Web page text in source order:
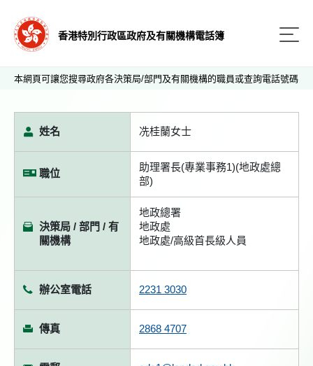
香港特別行政區政府及有關機構電話簿
本網頁可讓您搜尋政府各決策局/部門及有關機構的職員或查詢電話號碼
姓名 冼桂蘭女士
職位
助理署長(專業事務1)(地政處總
部)
決策局 / 部門 / 有
關機構
地政總署
地政處
地政處/高級首長級人員
辦公室電話 2231 3030
傳真 2868 4707